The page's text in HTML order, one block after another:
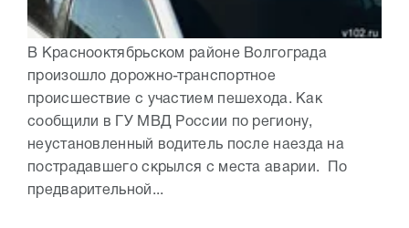
В Краснооктябрьском районе Волгограда
произошло дорожно-транспортное
происшествие с участием пешехода. Как
сообщили в ГУ МВД России по региону,
неустановленный водитель после наезда на
пострадавшего скрылся с места аварии. По
предварительной...